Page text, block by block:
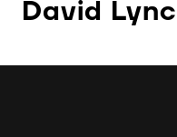
David